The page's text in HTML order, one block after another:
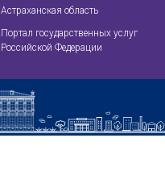
Астраханская область
Портал государственных услуг
Российской Федерации